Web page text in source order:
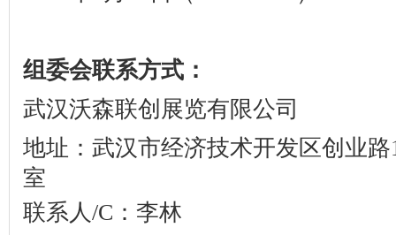
组委会联系方式：
武汉沃森联创展览有限公司
地址：武汉市经济技术开发区创业路
室
联系人/C ：李林